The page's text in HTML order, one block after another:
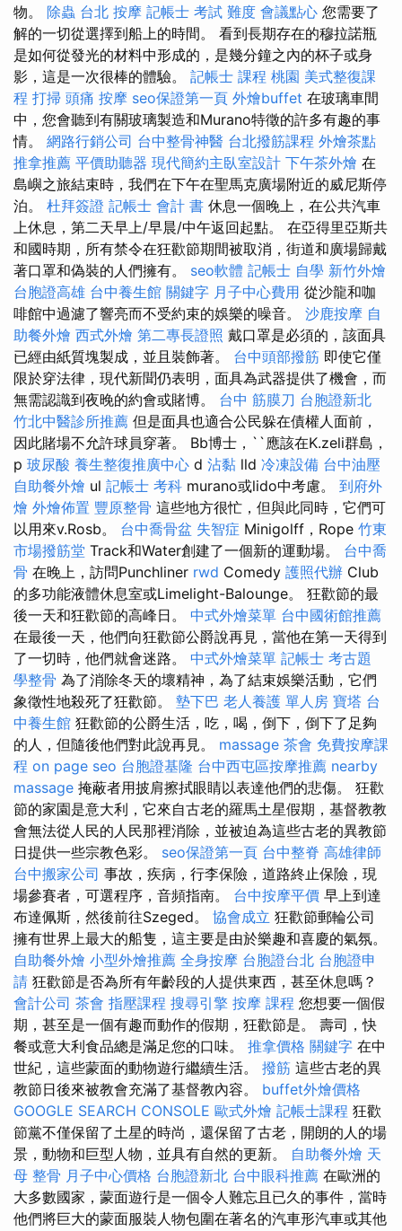
物。 除蟲 台北 按摩 記帳士 考試 難度 會議點心 您需要了
解的一切從選擇到船上的時間。 看到長期存在的穆拉諾瓶
是如何從發光的材料中形成的，是幾分鐘之內的杯子或身
影，這是一次很棒的體驗。 記帳士 課程 桃園 美式整復課
程 打掃 頭痛 按摩 seo保證第一頁 外燴buffet 在玻璃車間
中，您會聽到有關玻璃製造和Murano特徵的許多有趣的事
情。 網路行銷公司 台中整骨神醫 台北撥筋課程 外燴茶點
推拿推薦 平價助聽器 現代簡約主臥室設計 下午茶外燴 在
島嶼之旅結束時，我們在下午在聖馬克廣場附近的威尼斯停
泊。 杜拜簽證 記帳士 會計 書 休息一個晚上，在公共汽車
上休息，第二天早上/早晨/中午返回起點。 在亞得里亞斯共
和國時期，所有禁令在狂歡節期間被取消，街道和廣場歸戴
著口罩和偽裝的人們擁有。 seo軟體 記帳士 自學 新竹外燴
台胞證高雄 台中養生館 關鍵字 月子中心費用 從沙龍和咖
啡館中過濾了響亮而不受約束的娛樂的噪音。 沙鹿按摩 自
助餐外燴 西式外燴 第二專長證照 戴口罩是必須的，該面具
已經由紙質塊製成，並且裝飾著。 台中頭部撥筋 即使它僅
限於穿法律，現代新聞仍表明，面具為武器提供了機會，而
無需認識到夜晚的約會或賭博。 台中 筋膜刀 台胞證新北
竹北中醫診所推薦 但是面具也適合公民躲在債權人面前，
因此賭場不允許球員穿著。 Bb博士，``應該在K.zeli群島，
p 玻尿酸 養生整復推廣中心 d 沾黏 lld 冷凍設備 台中油壓
自助餐外燴 ul 記帳士 考科 murano或lido中考慮。 到府外
燴 外燴佈置 豐原整骨 這些地方很忙，但與此同時，它們可
以用來v.Rosb。 台中喬骨盆 失智症 Minigolff，Rope 竹東
市場撥筋堂 Track和Water創建了一個新的運動場。 台中喬
骨 在晚上，訪問Punchliner rwd Comedy 護照代辦 Club
的多功能液體休息室或Limelight-Balounge。 狂歡節的最
後一天和狂歡節的高峰日。 中式外燴菜單 台中國術館推薦
在最後一天，他們向狂歡節公爵說再見，當他在第一天得到
了一切時，他們就會迷路。 中式外燴菜單 記帳士 考古題
學整骨 為了消除冬天的壞精神，為了結束娛樂活動，它們
象徵性地殺死了狂歡節。 墊下巴 老人養護 單人房 寶塔 台
中養生館 狂歡節的公爵生活，吃，喝，倒下，倒下了足夠
的人，但隨後他們對此說再見。 massage 茶會 免費按摩課
程 on page seo 台胞證基隆 台中西屯區按摩推薦 nearby
massage 掩蔽者用披肩擦拭眼睛以表達他們的悲傷。 狂歡
節的家園是意大利，它來自古老的羅馬土星假期，基督教教
會無法從人民的人民那裡消除，並被迫為這些古老的異教節
日提供一些宗教色彩。 seo保證第一頁 台中整脊 高雄律師
台中搬家公司 事故，疾病，行李保險，道路終止保險，現
場參賽者，可選程序，音頻指南。 台中按摩平價 早上到達
布達佩斯，然後前往Szeged。 協會成立 狂歡節郵輪​​公司
擁有世界上最大的船隻，這主要是由於樂趣和喜慶的氣氛。
自助餐外燴 小型外燴推薦 全身按摩 台胞證台北 台胞證申
請 狂歡節是否為所有年齡段的人提供東西，甚至休息嗎？
會計公司 茶會 指壓課程 搜尋引擎 按摩 課程 您想要一個假
期，甚至是一個有趣而動作的假期，狂歡節是。 壽司，快
餐或意大利食品總是滿足您的口味。 推拿價格 關鍵字 在中
世紀，這些蒙面的動物遊行繼續生活。 撥筋 這些古老的異
教節日後來被教會充滿了基督教內容。 buffet外燴價格
GOOGLE SEARCH CONSOLE 歐式外燴 記帳士課程 狂歡
節黨不僅保留了土星的時尚，還保留了古老，開朗的人的場
景，動物和巨型人物，並具有自然的更新。 自助餐外燴 天
母 整骨 月子中心價格 台胞證新北 台中眼科推薦 在歐洲的
大多數國家，蒙面遊行是一個令人難忘且已久的事件，當時
他們將巨大的蒙面服裝人物包圍在著名的汽車形汽車或其他